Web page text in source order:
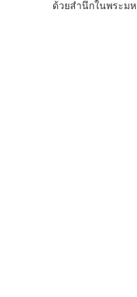
ด้วยสํานึกในพระม